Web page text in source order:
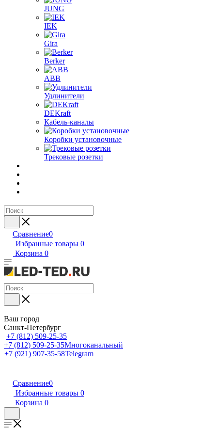
JUNG
IEK
Gira
Berker
ABB
Удлинители
DEKraft
Кабель-каналы
Коробки установочные
Трековые розетки
Сравнение0
Избранные товары 0
Корзина 0
Ваш город
Санкт-Петербург
+7 (812) 509-25-35
+7 (812) 509-25-35Многоканальный
+7 (921) 907-35-58Telegram
Сравнение0
Избранные товары 0
Корзина 0